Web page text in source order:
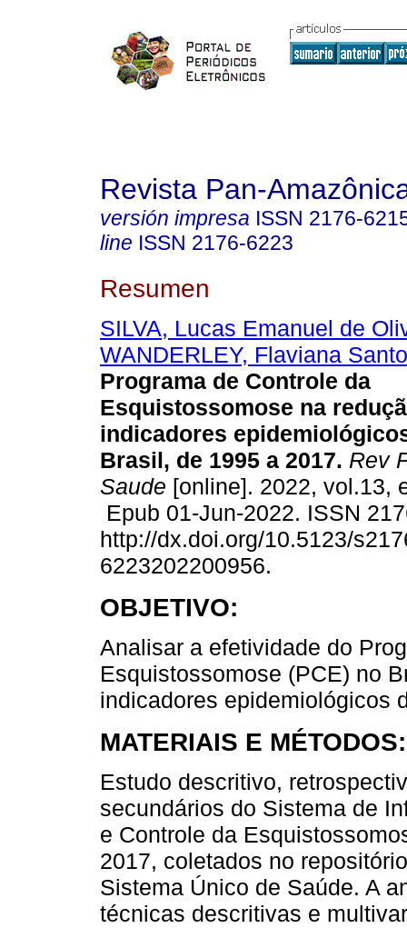
Revista Pan-
versión impresa ISSN 2176-
line ISSN 2176-6223
Resumen
SILVA, Lucas Emanuel de
WANDERLEY, Flaviana
Programa de Controle da
Esquistossomose na
indicadores
Brasil, de 1995 a 2017. Rev
Saude [online]. 2022, vol.13,
Epub 01-Jun-2022. ISSN
http://dx.doi.org/10.5123/
6223202200956.
OBJETIVO:
Analisar a efetividade do
Esquistossomose (PCE) no
indicadores epidemiológicos
MATERIAIS E MÉTODOS:
Estudo descritivo,
secundários do Sistema de
e Controle da
2017, coletados no
Sistema Único de Saúde. A
técnicas descritivas e